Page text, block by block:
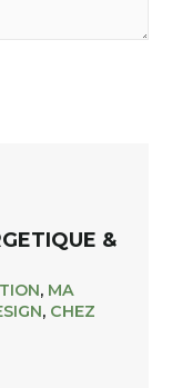
&
, MA
, CHEZ